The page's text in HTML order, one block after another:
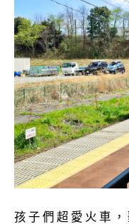
孩子們超愛火車